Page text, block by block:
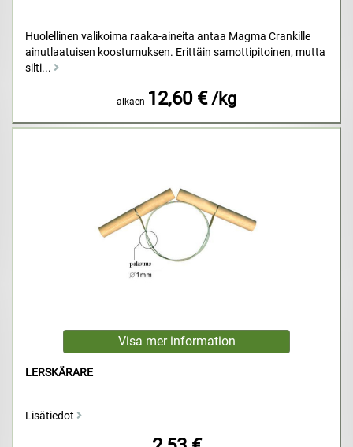
Huolellinen valikoima raaka-aineita antaa Magma Crankille
ainutlaatuisen koostumuksen. Erittäin samottipitoinen, mutta
silti...
alkaen 12,60 € /kg
LERSKÄRARE
Lisätiedot